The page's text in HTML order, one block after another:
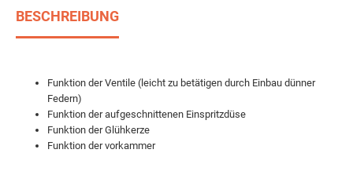
BESCHREIBUNG
Funktion der Ventile (leicht zu betätigen durch Einbau dünner
Federn)
Funktion der aufgeschnittenen Einspritzdüse
Funktion der Glühkerze
Funktion der vorkammer